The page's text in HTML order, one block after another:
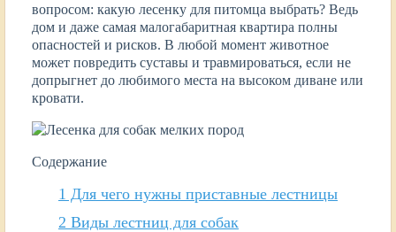
вопросом: какую лесенку для питомца выбрать? Ведь
дом и даже самая малогабаритная квартира полны
опасностей и рисков. В любой момент животное
может повредить суставы и травмироваться, если не
допрыгнет до любимого места на высоком диване или
кровати.
Содержание
1 Для чего нужны приставные лестницы
2 Виды лестниц для собак